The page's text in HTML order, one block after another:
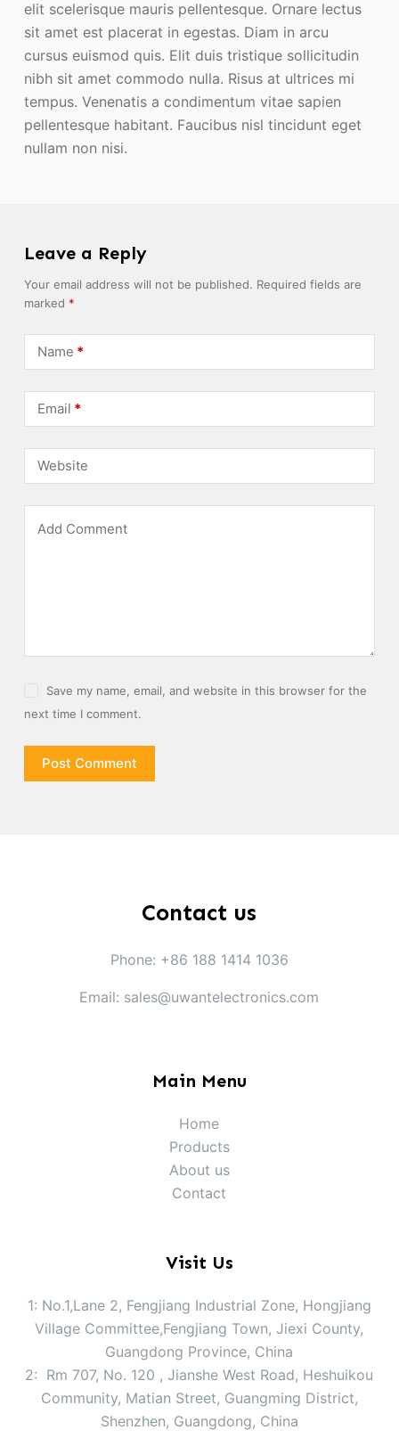
elit scelerisque mauris pellentesque. Ornare lectus
sit amet est placerat in egestas. Diam in arcu
cursus euismod quis. Elit duis tristique sollicitudin
nibh sit amet commodo nulla. Risus at ultrices mi
tempus. Venenatis a condimentum vitae sapien
pellentesque habitant. Faucibus nisl tincidunt eget
nullam non nisi.
Leave a Reply
Your email address will not be published. Required fields are
marked *
Name *
Email *
Website
Add Comment
Save my name, email, and website in this browser for the
next time I comment.
Post Comment
Contact us
Phone: +86 188 1414 1036
Email: sales@uwantelectronics.com
Main Menu
Home
Products
About us
Contact
Visit Us
1: No.1,Lane 2, Fengjiang Industrial Zone, Hongjiang
Village Committee,Fengjiang Town, Jiexi County,
Guangdong Province, China
2: Rm 707, No. 120 , Jianshe West Road, Heshuikou
Community, Matian Street, Guangming District,
Shenzhen, Guangdong, China